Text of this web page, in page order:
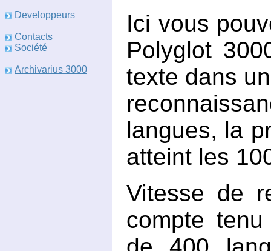
Developpeurs
Contacts
Société
Archivarius 3000
Ici vous
Polyglot
texte dans
langues, la
atteint les
Vitesse de
compte